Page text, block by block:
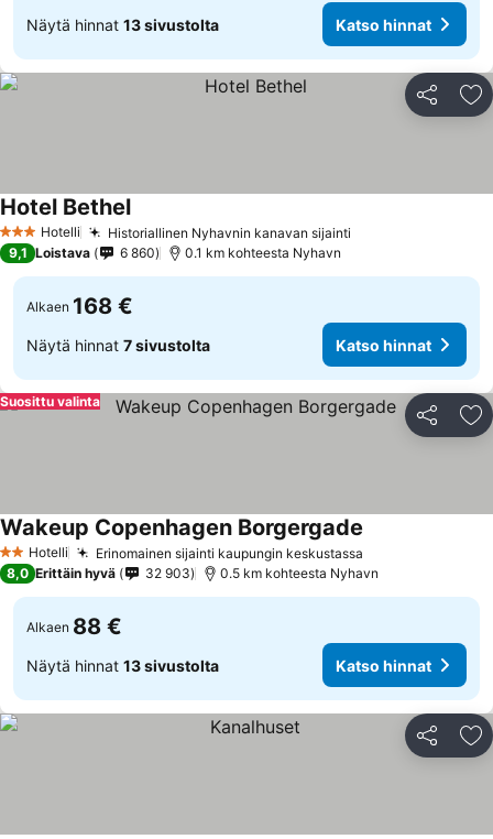
Näytä hinnat 13 sivustolta Katso hinnat
Jaa
3 Tähtiluokitus
Hotelli Historiallinen Nyhavnin kanavan sijainti
Hotel BethelKatso hinnat
9,1 Loistava 6 860 0.1 km kohteesta Nyhavn
Alkaen 168 €
Näytä hinnat 7 sivustolta Katso hinnat
Jaa
Suosittu valinta
2 Tähtiluokitus
Hotelli Erinomainen sijainti kaupungin keskustassa
Wakeup Copenhagen Borgergade
8,0 Erittäin hyvä 32 903 0.5 km kohteesta Nyhavn
Alkaen 88 €
Näytä hinnat 13 sivustolta Katso hinnat
Jaa